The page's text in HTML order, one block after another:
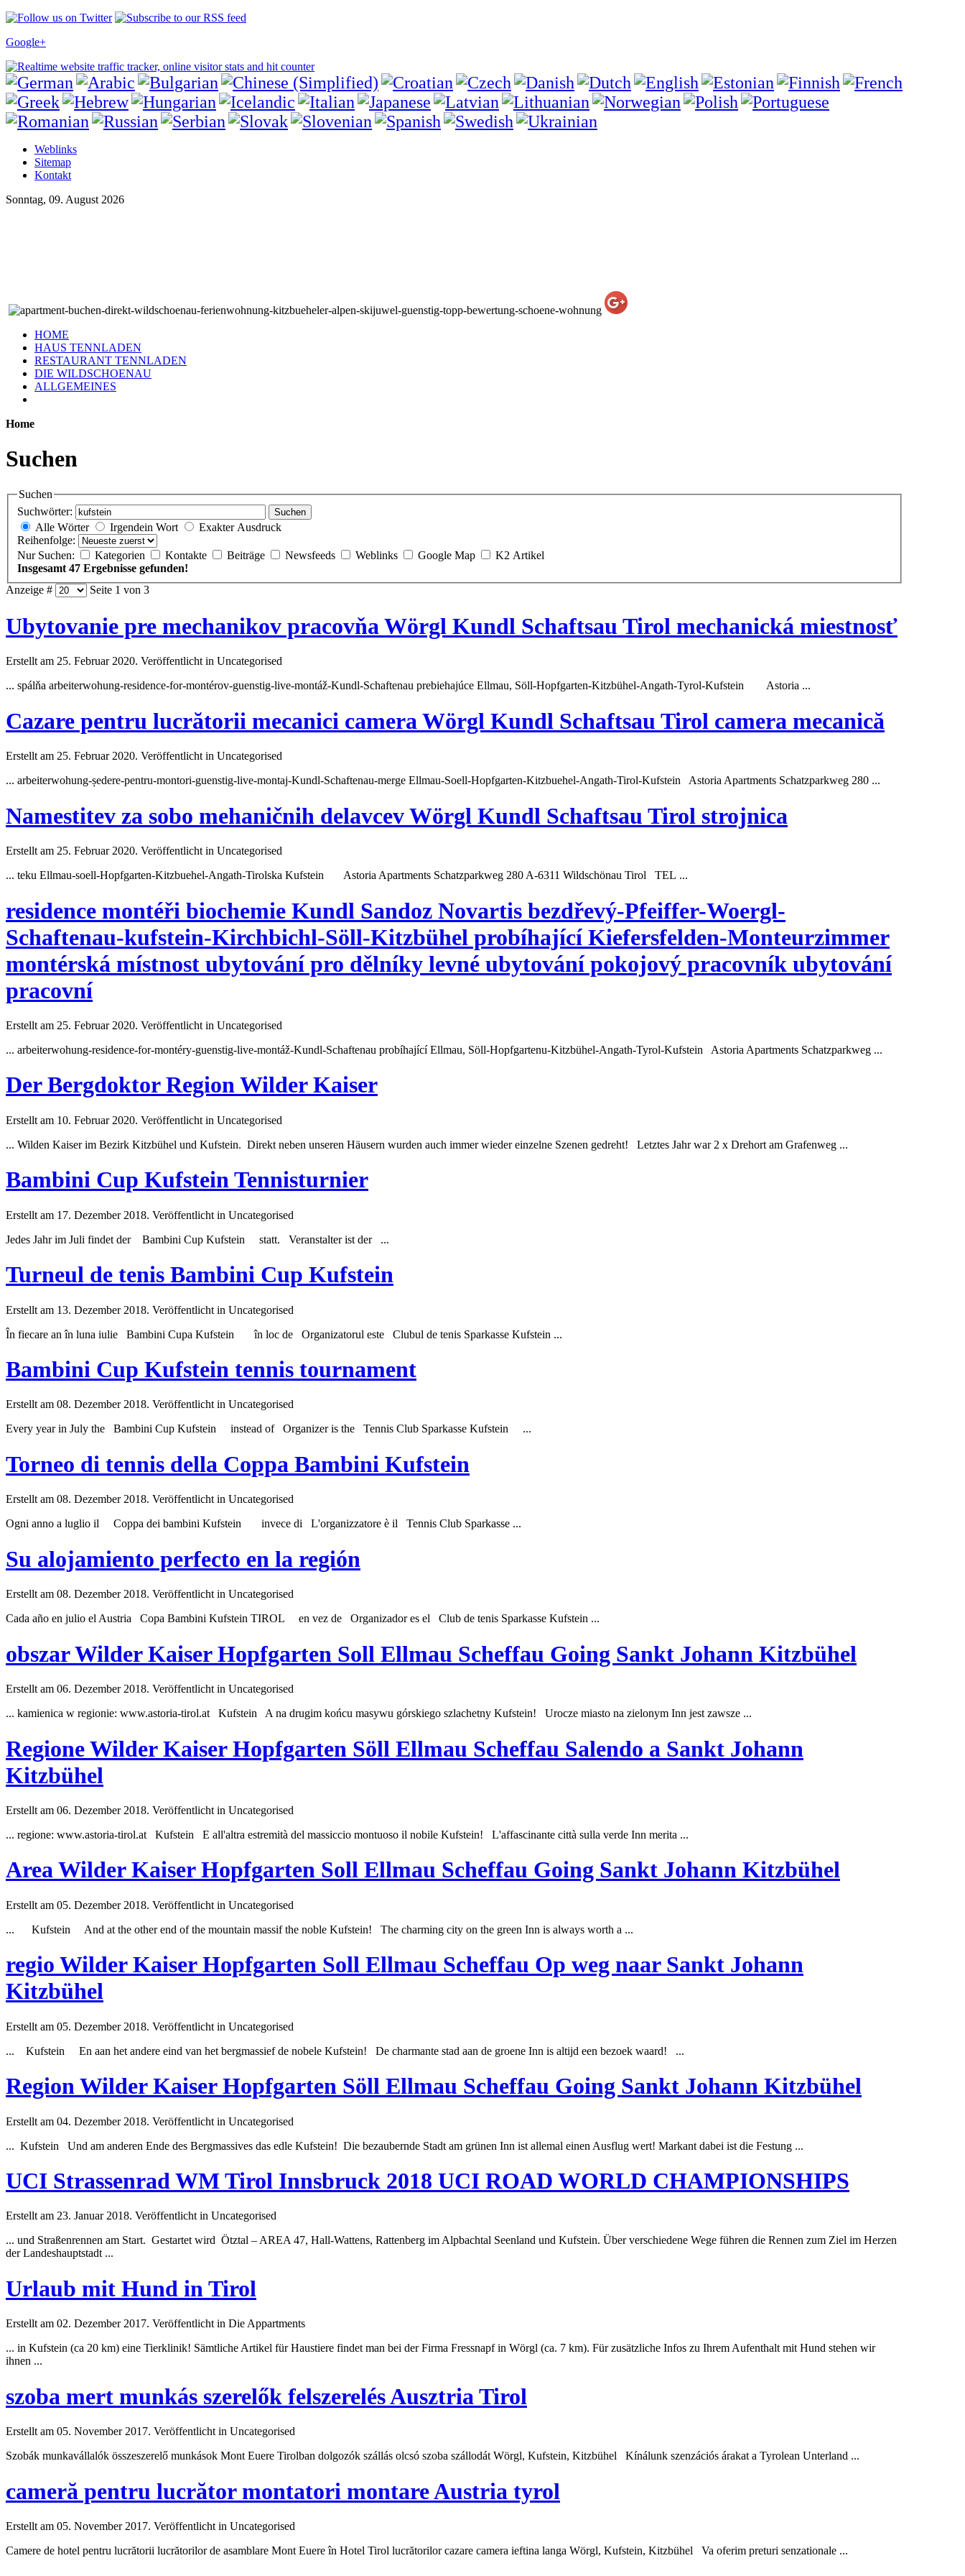
Google+
Weblinks
Sitemap
Kontakt
Sonntag, 09. August 2026
HOME
HAUS TENNLADEN
RESTAURANT TENNLADEN
DIE WILDSCHOENAU
ALLGEMEINES
Home
Suchen
Suchen
Suchwörter:
Suchen
Alle Wörter Irgendein Wort
Exakter Ausdruck
Reihenfolge:
Nur Suchen:
Kategorien Kontakte Beiträge Newsfeeds Weblinks Google Map
K2 Artikel
Insgesamt 47 Ergebnisse gefunden!
Anzeige #
Seite 1 von 3
Ubytovanie pre mechanikov pracovňa Wörgl Kundl Schaftsau Tirol mechanická miestnosť
Erstellt am 25. Februar 2020. Veröffentlicht in Uncategorised
... spálňa arbeiterwohung-residence-for-montérov-guenstig-live-montáž-Kundl-Schaftenau prebiehajúce Ellmau, Söll-Hopfgarten-Kitzbühel-Angath-Tyrol-Kufstein Astoria ...
Cazare pentru lucrătorii mecanici camera Wörgl Kundl Schaftsau Tirol camera mecanică
Erstellt am 25. Februar 2020. Veröffentlicht in Uncategorised
... arbeiterwohung-ședere-pentru-montori-guenstig-live-montaj-Kundl-Schaftenau-merge Ellmau-Soell-Hopfgarten-Kitzbuehel-Angath-Tirol-Kufstein Astoria Apartments Schatzparkweg 280 ...
Namestitev za sobo mehaničnih delavcev Wörgl Kundl Schaftsau Tirol strojnica
Erstellt am 25. Februar 2020. Veröffentlicht in Uncategorised
... teku Ellmau-soell-Hopfgarten-Kitzbuehel-Angath-Tirolska Kufstein Astoria Apartments Schatzparkweg 280 A-6311 Wildschönau Tirol TEL ...
residence montéři biochemie Kundl Sandoz Novartis bezdřevý-Pfeiffer-Woergl-
Schaftenau-kufstein-Kirchbichl-Söll-Kitzbühel probíhající Kiefersfelden-Monteurzimmer
montérská místnost ubytování pro dělníky levné ubytování pokojový pracovník ubytování
pracovní
Erstellt am 25. Februar 2020. Veröffentlicht in Uncategorised
... arbeiterwohung-residence-for-montéry-guenstig-live-montáž-Kundl-Schaftenau probíhající Ellmau, Söll-Hopfgartenu-Kitzbühel-Angath-Tyrol-Kufstein Astoria Apartments Schatzparkweg ...
Der Bergdoktor Region Wilder Kaiser
Erstellt am 10. Februar 2020. Veröffentlicht in Uncategorised
... Wilden Kaiser im Bezirk Kitzbühel und Kufstein. Direkt neben unseren Häusern wurden auch immer wieder einzelne Szenen gedreht! Letztes Jahr war 2 x Drehort am Grafenweg ...
Bambini Cup Kufstein Tennisturnier
Erstellt am 17. Dezember 2018. Veröffentlicht in Uncategorised
Jedes Jahr im Juli findet der Bambini Cup Kufstein statt. Veranstalter ist der ...
Turneul de tenis Bambini Cup Kufstein
Erstellt am 13. Dezember 2018. Veröffentlicht in Uncategorised
În fiecare an în luna iulie Bambini Cupa Kufstein în loc de Organizatorul este Clubul de tenis Sparkasse Kufstein ...
Bambini Cup Kufstein tennis tournament
Erstellt am 08. Dezember 2018. Veröffentlicht in Uncategorised
Every year in July the Bambini Cup Kufstein instead of Organizer is the Tennis Club Sparkasse Kufstein ...
Torneo di tennis della Coppa Bambini Kufstein
Erstellt am 08. Dezember 2018. Veröffentlicht in Uncategorised
Ogni anno a luglio il Coppa dei bambini Kufstein invece di L'organizzatore è il Tennis Club Sparkasse ...
Su alojamiento perfecto en la región
Erstellt am 08. Dezember 2018. Veröffentlicht in Uncategorised
Cada año en julio el Austria Copa Bambini Kufstein TIROL en vez de Organizador es el Club de tenis Sparkasse Kufstein ...
obszar Wilder Kaiser Hopfgarten Soll Ellmau Scheffau Going Sankt Johann Kitzbühel
Erstellt am 06. Dezember 2018. Veröffentlicht in Uncategorised
... kamienica w regionie: www.astoria-tirol.at Kufstein A na drugim końcu masywu górskiego szlachetny Kufstein! Urocze miasto na zielonym Inn jest zawsze ...
Regione Wilder Kaiser Hopfgarten Söll Ellmau Scheffau Salendo a Sankt Johann
Kitzbühel
Erstellt am 06. Dezember 2018. Veröffentlicht in Uncategorised
... regione: www.astoria-tirol.at Kufstein E all'altra estremità del massiccio montuoso il nobile Kufstein! L'affascinante città sulla verde Inn merita ...
Area Wilder Kaiser Hopfgarten Soll Ellmau Scheffau Going Sankt Johann Kitzbühel
Erstellt am 05. Dezember 2018. Veröffentlicht in Uncategorised
... Kufstein And at the other end of the mountain massif the noble Kufstein! The charming city on the green Inn is always worth a ...
regio Wilder Kaiser Hopfgarten Soll Ellmau Scheffau Op weg naar Sankt Johann
Kitzbühel
Erstellt am 05. Dezember 2018. Veröffentlicht in Uncategorised
... Kufstein En aan het andere eind van het bergmassief de nobele Kufstein! De charmante stad aan de groene Inn is altijd een bezoek waard! ...
Region Wilder Kaiser Hopfgarten Söll Ellmau Scheffau Going Sankt Johann Kitzbühel
Erstellt am 04. Dezember 2018. Veröffentlicht in Uncategorised
... Kufstein Und am anderen Ende des Bergmassives das edle Kufstein! Die bezaubernde Stadt am grünen Inn ist allemal einen Ausflug wert! Markant dabei ist die Festung ...
UCI Strassenrad WM Tirol Innsbruck 2018 UCI ROAD WORLD CHAMPIONSHIPS
Erstellt am 23. Januar 2018. Veröffentlicht in Uncategorised
... und Straßenrennen am Start. Gestartet wird Ötztal – AREA 47, Hall-Wattens, Rattenberg im Alpbachtal Seenland und Kufstein. Über verschiedene Wege führen die Rennen zum Ziel im Herzen
der Landeshauptstadt ...
Urlaub mit Hund in Tirol
Erstellt am 02. Dezember 2017. Veröffentlicht in Die Appartments
... in Kufstein (ca 20 km) eine Tierklinik! Sämtliche Artikel für Haustiere findet man bei der Firma Fressnapf in Wörgl (ca. 7 km). Für zusätzliche Infos zu Ihrem Aufenthalt mit Hund stehen wir
ihnen ...
szoba mert munkás szerelők felszerelés Ausztria Tirol
Erstellt am 05. November 2017. Veröffentlicht in Uncategorised
Szobák munkavállalók összeszerelő munkások Mont Euere Tirolban dolgozók szállás olcsó szoba szállodát Wörgl, Kufstein, Kitzbühel Kínálunk szenzációs árakat a Tyrolean Unterland ...
cameră pentru lucrător montatori montare Austria tyrol
Erstellt am 05. November 2017. Veröffentlicht in Uncategorised
Camere de hotel pentru lucrătorii lucrătorilor de asamblare Mont Euere în Hotel Tirol lucrătorilor cazare camera ieftina langa Wörgl, Kufstein, Kitzbühel Va oferim preturi senzationale ...